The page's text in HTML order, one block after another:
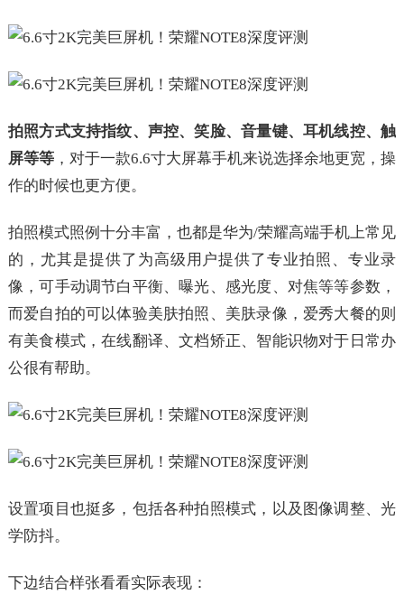
拍照方式支持指纹、声控、笑脸、音量键、耳机线控、触
屏等等，对于一款6.6寸大屏幕手机来说选择余地更宽，操
作的时候也更方便。
拍照模式照例十分丰富，也都是华为/荣耀高端手机上常见
的，尤其是提供了为高级用户提供了专业拍照、专业录
像，可手动调节白平衡、曝光、感光度、对焦等等参数，
而爱自拍的可以体验美肤拍照、美肤录像，爱秀大餐的则
有美食模式，在线翻译、文档矫正、智能识物对于日常办
公很有帮助。
设置项目也挺多，包括各种拍照模式，以及图像调整、光
学防抖。
下边结合样张看看实际表现：